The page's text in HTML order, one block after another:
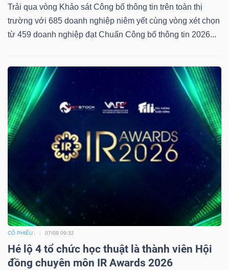
Trải qua vòng Khảo sát Công bố thông tin trên toàn thị
trường với 685 doanh nghiệp niêm yết cùng vòng xét chọn
từ 459 doanh nghiệp đạt Chuẩn Công bố thông tin 2026...
CỔ PHIẾU 07/08 09:32
Hé lộ 4 tổ chức học thuật là thành viên Hội
đồng chuyên môn IR Awards 2026